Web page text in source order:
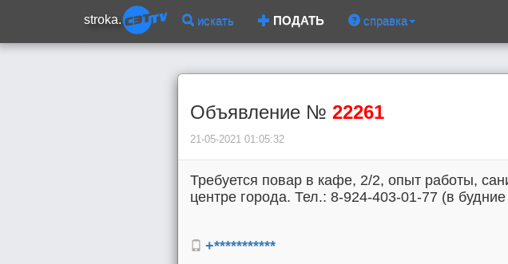
stroka. искать ПОДАТЬ справка
Объявление № 22261
21-05-2021 01:05:32
Требуется повар в кафе, 2/2, опыт работы,
центре города. Тел.: 8-924-403-01-77 (в
+***********